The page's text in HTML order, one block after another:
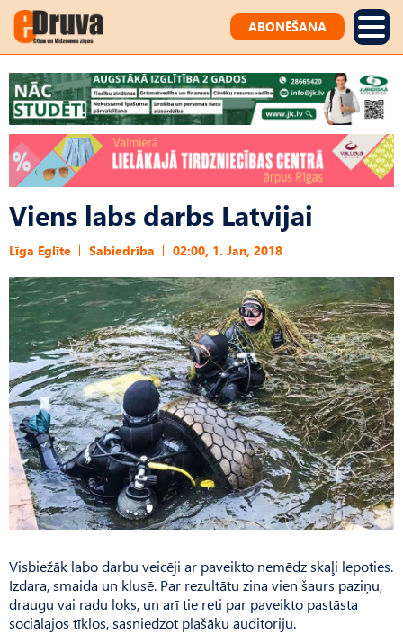
ABONĒŠANA
Viens labs darbs Latvijai
Līga Eglīte Sabiedrība 02:00, 1. Jan, 2018
Visbiežāk labo darbu veicēji ar paveikto nemēdz skaļi lepoties.
Izdara, smaida un klusē. Par rezultātu zina vien šaurs paziņu,
draugu vai radu loks, un arī tie reti par paveikto pastāsta
sociālajos tīklos, sasniedzot plašāku auditoriju.